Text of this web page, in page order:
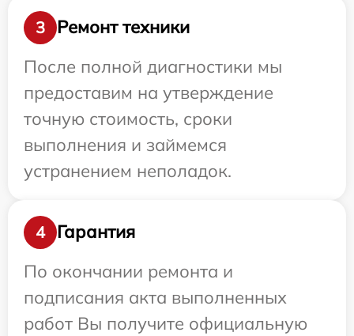
3
Ремонт техники
После полной диагностики мы
предоставим на утверждение
точную стоимость, сроки
выполнения и займемся
устранением неполадок.
4
Гарантия
По окончании ремонта и
подписания акта выполненных
работ Вы получите официальную